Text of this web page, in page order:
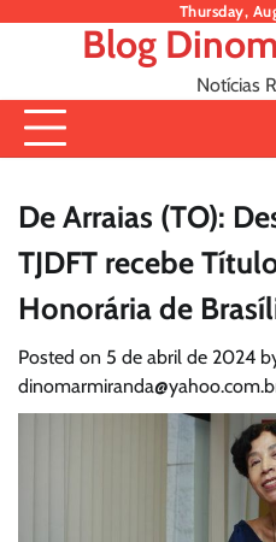
Thursday,
Blog
Notícias
De Arraias (TO):
TJDFT recebe
Honorária de
Posted on 5 de abril de 2024